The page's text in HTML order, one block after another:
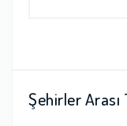
Şehirler Arası